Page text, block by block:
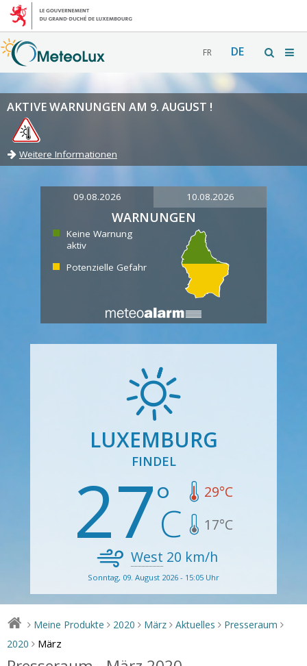
FR DE
AKTIVE WARNUNGEN AM 9. AUGUST !
Weitere Informationen
09.08.2026 10.08.2026
WARNUNGEN
Keine Warnung
aktiv
Potenzielle Gefahr
LUXEMBURG
FINDEL
27 29°C
17°C
West 20 km/h
Sonntag, 09. August 2026 - 15:05 Uhr
> Meine Produkte > 2020 > März > Aktuelles > Presseraum >
2020 > März